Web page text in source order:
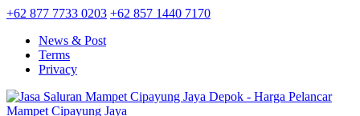
+62 877 7733 0203 +62 857 1440 7170
News & Post
Terms
Privacy